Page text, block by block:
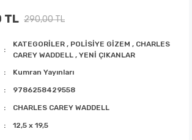
TL 290,00 TL
KATEGORİLER , POLİSİYE GİZEM , CHARLES
CAREY WADDELL ,YENİ ÇIKANLAR
Kumran Yayınları
9786258429558
CHARLES CAREY WADDELL
12,5 x 19,5